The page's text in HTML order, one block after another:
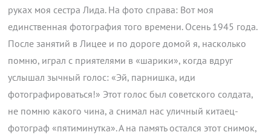
руках моя сестра Лида. На фото справа: Вот моя
единственная фотография того времени. Осень 1945 года.
После занятий в Лицее и по дороге домой я, насколько
помню, играл с приятелями в «шарики», когда вдруг
услышал зычный голос: «Эй, парнишка, иди
фотографироваться!» Этот голос был советского солдата,
не помню какого чина, а снимал нас уличный китаец-
фотограф «пятиминутка». А на память остался этот снимок,